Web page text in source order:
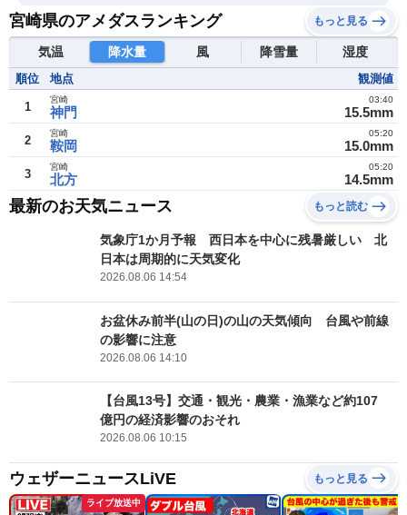
宮崎県のアメダスランキング もっと見る
気温 降水量 風 降雪量 湿度
順位 地点 観測値
1 神門
宮崎
15.5mm
03:40
2 鞍岡
宮崎
15.0mm
05:20
3 北方
宮崎
14.5mm
05:20
最新のお天気ニュース もっと読む
気象庁1か月予報 西日本を中心に残暑厳しい 北
日本は周期的に天気変化
2026.08.06 14:54
お盆休み前半(山の日)の山の天気傾向 台風や前線
の影響に注意
2026.08.06 14:10
【台風13号】交通・観光・農業・漁業など約107
億円の経済影響のおそれ
2026.08.06 10:15
ウェザーニュースLiVE もっと見る
ライブ放送中